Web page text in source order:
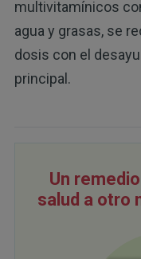
multivitamínicos
agua y grasas, se
dosis con el
principal.
Un
salud a otro